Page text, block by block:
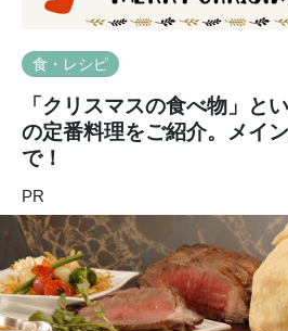
食・レシピ
「クリスマスの食べ物」と
の定番料理をご紹介。メイ
で！
PR